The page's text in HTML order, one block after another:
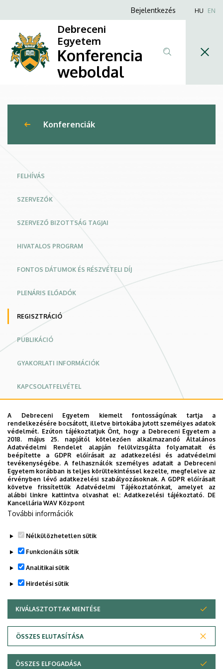
Interdiszciplinaritás
régiókutatásban
Menedzsment”
Nemzetközi
konferencia
Konferencia
weboldal
a
tartalomra
Anonim
menüje
Bejelentkezés HU EN
Debreceni
Egyetem
Konferencia
weboldal
Konferenciák
FELHÍVÁS
SZERVEZŐK
SZERVEZŐ BIZOTTSÁG TAGJAI
HIVATALOS PROGRAM
FONTOS DÁTUMOK ÉS RÉSZVÉTELI DÍJ
PLENÁRIS ELŐADÓK
REGISZTRÁCIÓ
PUBLIKÁCIÓ
GYAKORLATI INFORMÁCIÓK
KAPCSOLATFELVÉTEL
ADATKEZELÉS
"XIII. Interdiszciplinaritás a
régiókutatásban - Gazdaság -
Társadalom - Menedzsment”
Nemzetközi tudományos
Állapotüzenet
Sajnáljuk ... Ez az űrlap jelenleg le van zárva.
Adatvédelem
A Debreceni Egyetem kiemelt fontosságúnak tartja a
rendelkezésére bocsátott, illetve birtokába jutott személyes adatok
védelmét. Ezúton tájékoztatjuk Önt, hogy a Debreceni Egyetem a
2018. május 25. napjától kötelezően alkalmazandó Általános
Adatvédelmi Rendelet alapján felülvizsgálta folyamatait és
beépítette a GDPR előírásait az adatkezelési és adatvédelmi
tevékenységébe. A felhasználók személyes adatait a Debreceni
Egyetem korábban is teljes körültekintéssel kezelte, megfelelve az
érvényben lévő adatkezelési szabályozásoknak. A GDPR előírásait
követve frissítettük Adatvédelmi Tájékoztatónkat, amelyet az
alábbi linkre kattintva olvashat el:Adatkezelési tájékoztató. DE
Kancellária WAV Központ
További információk
Nélkülözhetetlen sütik
Funkcionális sütik
Analitikai sütik
Hirdetési sütik
KIVÁLASZTOTTAK MENTÉSE
ÖSSZES ELUTASÍTÁSA
WITHDRAW CONSENT
ÖSSZES ELFOGADÁSA